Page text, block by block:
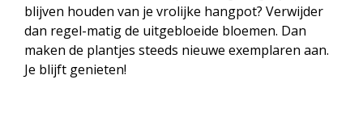
blijven houden van je vrolijke hangpot? Verwijder
dan regel-matig de uitgebloeide bloemen. Dan
maken de plantjes steeds nieuwe exemplaren aan.
Je blijft genieten!